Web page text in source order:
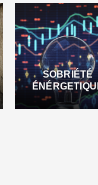
SOBRIÉTÉ